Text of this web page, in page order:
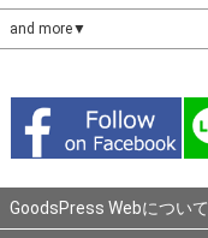
and more▼
GoodsPress Webについて